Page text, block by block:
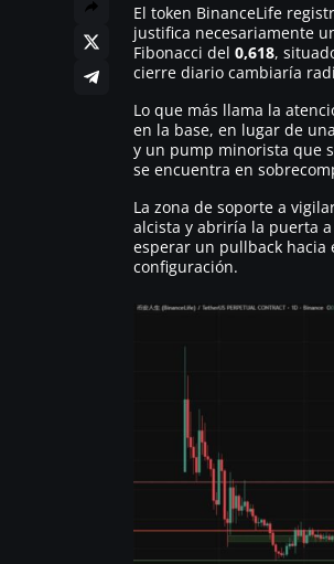
El token BinanceLife
justifica necesariamente
Fibonacci del 0,618,
cierre diario cambiaría
Lo que más llama la
en la base, en lugar de
y un pump minorista que
se encuentra en
La zona de soporte a
alcista y abriría la puerta
esperar un pullback hacia
configuración.